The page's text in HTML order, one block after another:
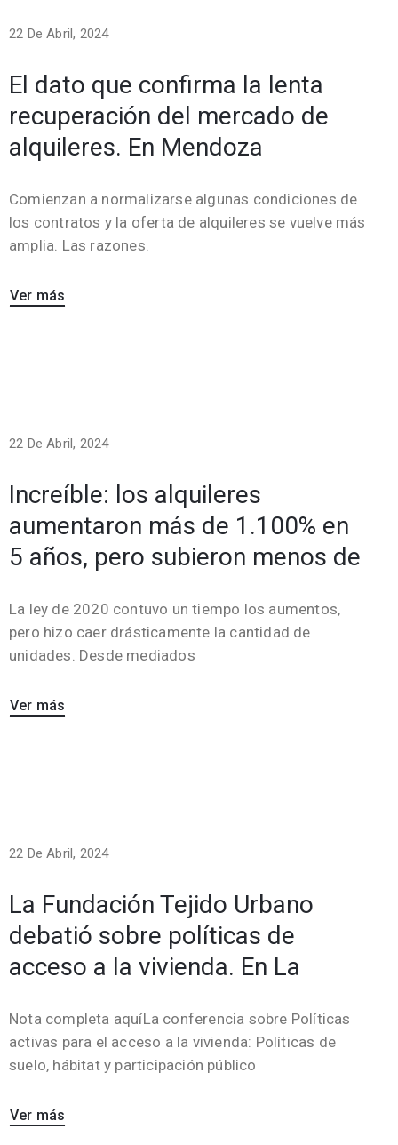
22 De Abril, 2024
El dato que confirma la lenta
recuperación del mercado de
alquileres. En Mendoza
Comienzan a normalizarse algunas condiciones de
los contratos y la oferta de alquileres se vuelve más
amplia. Las razones.
Ver más
22 De Abril, 2024
Increíble: los alquileres
aumentaron más de 1.100% en
5 años, pero subieron menos de
La ley de 2020 contuvo un tiempo los aumentos,
pero hizo caer drásticamente la cantidad de
unidades. Desde mediados
Ver más
22 De Abril, 2024
La Fundación Tejido Urbano
debatió sobre políticas de
acceso a la vivienda. En La
Nota completa aquíLa conferencia sobre Políticas
activas para el acceso a la vivienda: Políticas de
suelo, hábitat y participación público
Ver más